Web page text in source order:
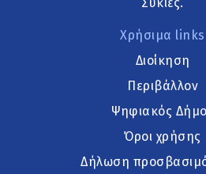
Χρήσιμα links
Διοίκηση
Περιβάλλον
Ψηφιακός
Όροι χρήσης
Δήλωση